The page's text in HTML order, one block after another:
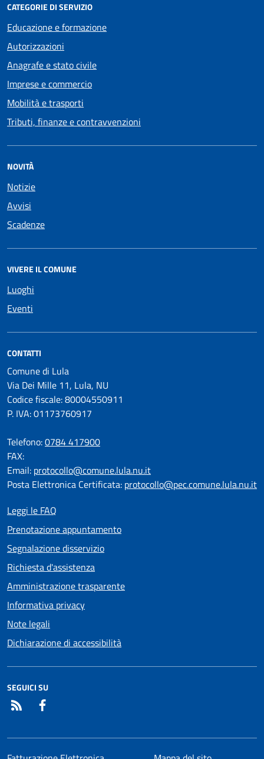
CATEGORIE DI SERVIZIO
Educazione e formazione
Autorizzazioni
Anagrafe e stato civile
Imprese e commercio
Mobilità e trasporti
Tributi, finanze e contravvenzioni
NOVITÀ
Notizie
Avvisi
Scadenze
VIVERE IL COMUNE
Luoghi
Eventi
CONTATTI
Comune di Lula
Via Dei Mille 11, Lula, NU
Codice fiscale: 80004550911
P. IVA: 01173760917
Telefono:0784 417900
FAX:
Email: protocollo@comune.lula.nu.it
Posta Elettronica Certificata: protocollo@pec.comune.lula.nu.it
Leggi le FAQ
Prenotazione appuntamento
Segnalazione disservizio
Richiesta d'assistenza
Amministrazione trasparente
Informativa privacy
Note legali
Dichiarazione di accessibilità
SEGUICI SU
RSS